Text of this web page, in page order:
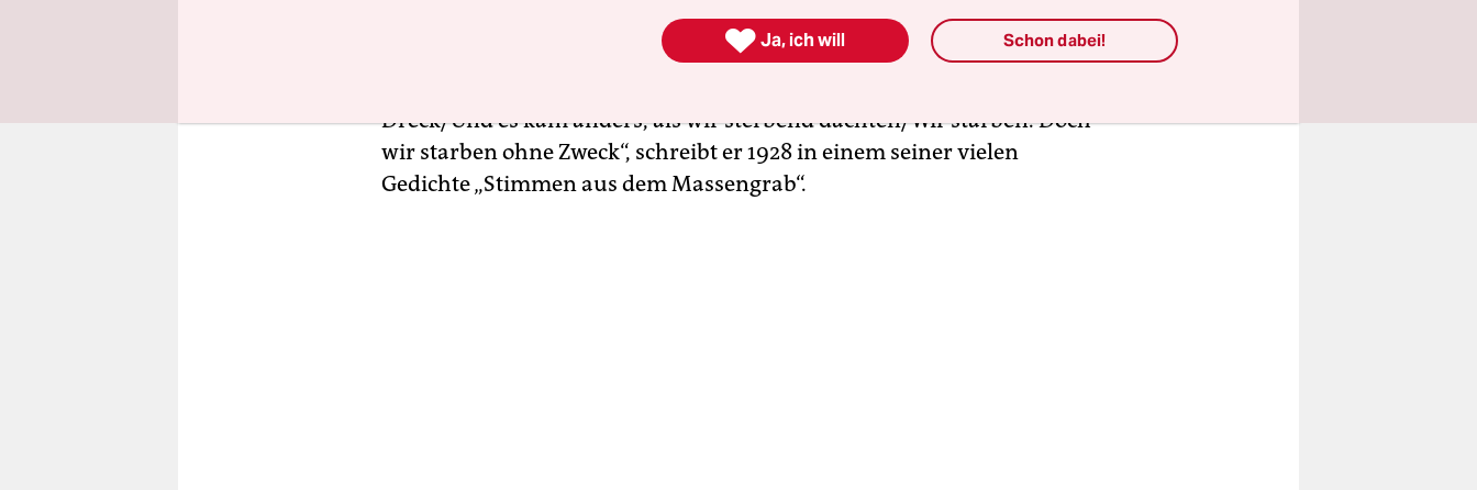
autobiographischen Roman „Als ich ein kleiner Junge war“ schreibt.
Sein Militärdienst 1917 und der Tod vieler Klassenkameraden machten
Dreck/Und es kam anders, als wir sterbend dachten/Wir starben. Doch
wir starben ohne Zweck“, schreibt er 1928 in einem seiner vielen
Gedichte „Stimmen aus dem Massengrab“.
 Ja, ich will Schon dabei!